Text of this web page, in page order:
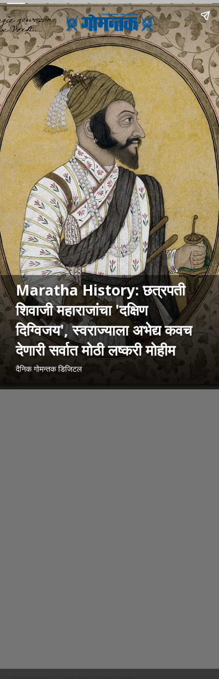
Maratha History: छत्रपती
शिवाजी महाराजांचा 'दक्षिण
दिग्विजय', स्वराज्याला अभेद्य कवच
देणारी सर्वात मोठी लष्करी मोहीम
दैनिक गोमन्तक डिजिटल